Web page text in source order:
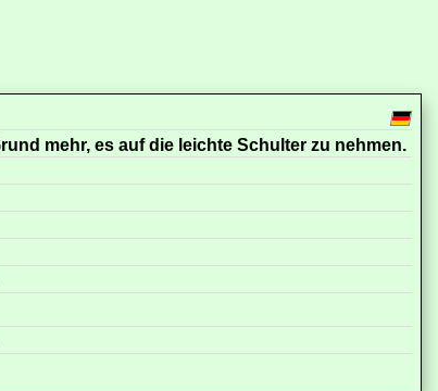
mehr, es auf die leichte Schulter zu nehmen.